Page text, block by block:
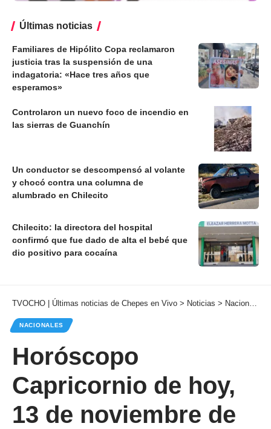
Últimas noticias
Familiares de Hipólito Copa reclamaron
justicia tras la suspensión de una
indagatoria: «Hace tres años que
esperamos»
Controlaron un nuevo foco de incendio en
las sierras de Guanchín
Un conductor se descompensó al volante
y chocó contra una columna de
alumbrado en Chilecito
Chilecito: la directora del hospital
confirmó que fue dado de alta el bebé que
dio positivo para cocaína
TVOCHO | Últimas noticias de Chepes en Vivo > Noticias > Nacionales
NACIONALES
Horóscopo
Capricornio de hoy,
13 de noviembre de